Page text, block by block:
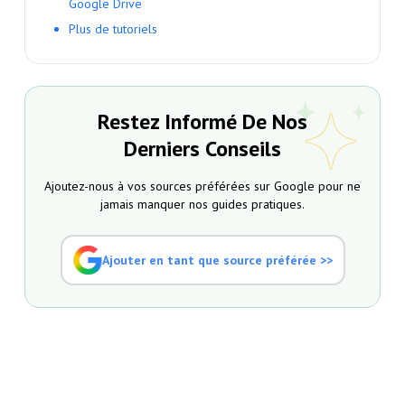
Google Drive
Plus de tutoriels
Restez Informé De Nos
Derniers Conseils
Ajoutez-nous à vos sources préférées sur Google pour ne
jamais manquer nos guides pratiques.
Ajouter en tant que source préférée >>